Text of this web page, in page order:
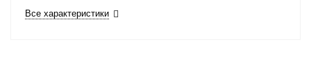
Все характеристики